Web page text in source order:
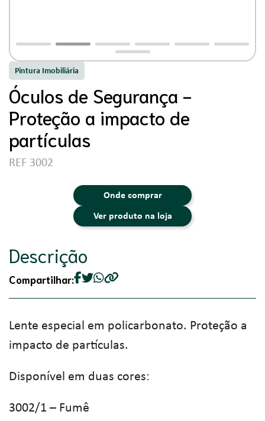
Pintura Imobiliária
Óculos de Segurança -
Proteção a impacto de
partículas
REF 3002
Onde comprar
Ver produto na loja
Descrição
Compartilhar:
Lente especial em policarbonato. Proteção a
impacto de partículas.
Disponível em duas cores:
3002/1 – Fumê